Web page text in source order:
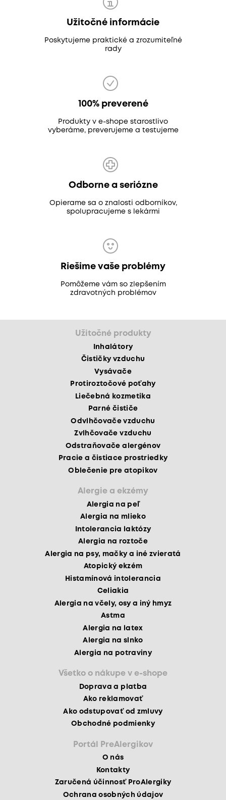
Užitočné informácie
Poskytujeme praktické a zrozumiteľné
rady
100% preverené
Produkty v e-shope starostlivo
vyberáme, preverujeme a testujeme
Odborne a seriózne
Opierame sa o znalosti odborníkov,
spolupracujeme s lekármi
Riešime vaše problémy
Pomôžeme vám so zlepšením
zdravotných problémov
Užitočné produkty
Inhalátory
Čističky vzduchu
Vysávače
Protiroztočové poťahy
Liečebná kozmetika
Parné čističe
Odvlhčovače vzduchu
Zvlhčovače vzduchu
Odstraňovače alergénov
Pracie a čistiace prostriedky
Oblečenie pre atopikov
Alergie a ekzémy
Alergia na peľ
Alergia na mlieko
Intolerancia laktózy
Alergia na roztoče
Alergia na psy, mačky a iné zvieratá
Atopický ekzém
Histamínová intolerancia
Celiakia
Alergia na včely, osy a iný hmyz
Astma
Alergia na latex
Alergia na slnko
Alergia na potraviny
Všetko o nákupe v e-shope
Doprava a platba
Ako reklamovať
Ako odstupovať od zmluvy
Obchodné podmienky
Portál PreAlergikov
O nás
Kontakty
Zaručená účinnosť ProAlergiky
Ochrana osobných údajov